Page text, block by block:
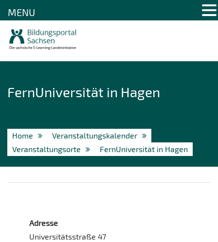
FernUniversität in Hagen
Home
Veranstaltungskalender
Veranstaltungsorte
FernUniversität in Hagen
Adresse
Universitätsstraße 47
MENU